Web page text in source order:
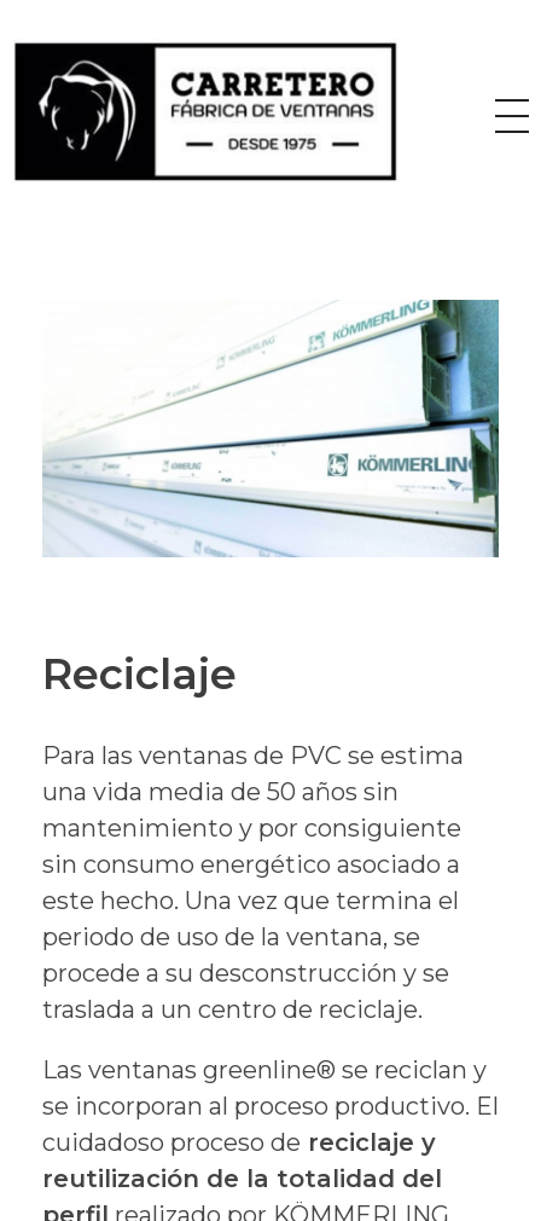
Reciclaje
Para las ventanas de PVC se estima
una vida media de 50 años sin
mantenimiento y por consiguiente
sin consumo energético asociado a
este hecho. Una vez que termina el
periodo de uso de la ventana, se
procede a su desconstrucción y se
traslada a un centro de reciclaje.
Las ventanas greenline® se reciclan y
se incorporan al proceso productivo. El
cuidadoso proceso de reciclaje y
reutilización de la totalidad del
perfil realizado por KÖMMERLING